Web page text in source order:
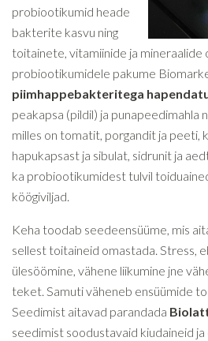
probiootikumid heade
bakterite kasvu ning
toitainete, vitamiinide ja mineraalide
probiootikumidele pakume
piimhappebakteritega
peakapsa (pildil) ja punapeedimahla
milles on tomatit, porgandit ja peeti,
hapukapsast ja sibulat, sidrunit ja
ka probiootikumidest tulvil
köögiviljad.
Keha toodab seedeensüüme, mis
sellest toitaineid omastada. Stress,
ülesöömine, vähene liikumine jne
teket. Samuti väheneb ensüümide
Seedimist aitavad parandada
seedimist soodustavaid kiudaineid ja